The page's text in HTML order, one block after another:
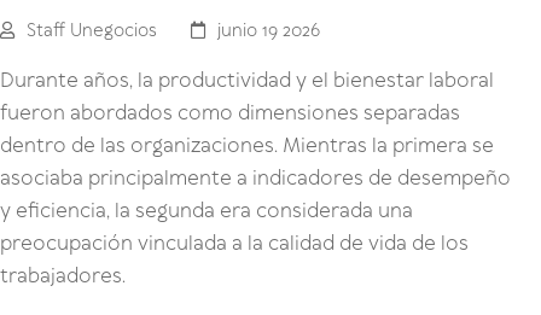
Staff Unegocios junio 19 2026
Durante años, la productividad y el bienestar laboral
fueron abordados como dimensiones separadas
dentro de las organizaciones. Mientras la primera se
asociaba principalmente a indicadores de desempeño
y eficiencia, la segunda era considerada una
preocupación vinculada a la calidad de vida de los
trabajadores.